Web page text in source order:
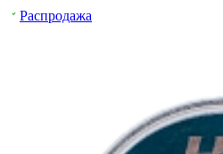
Распродажа